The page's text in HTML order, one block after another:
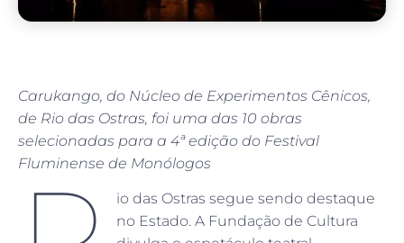
Carukango, do Núcleo de Experimentos Cênicos,
de Rio das Ostras, foi uma das 10 obras
selecionadas para a 4ª edição do Festival
Fluminense de Monólogos
io das Ostras segue sendo destaque
no Estado. A Fundação de Cultura